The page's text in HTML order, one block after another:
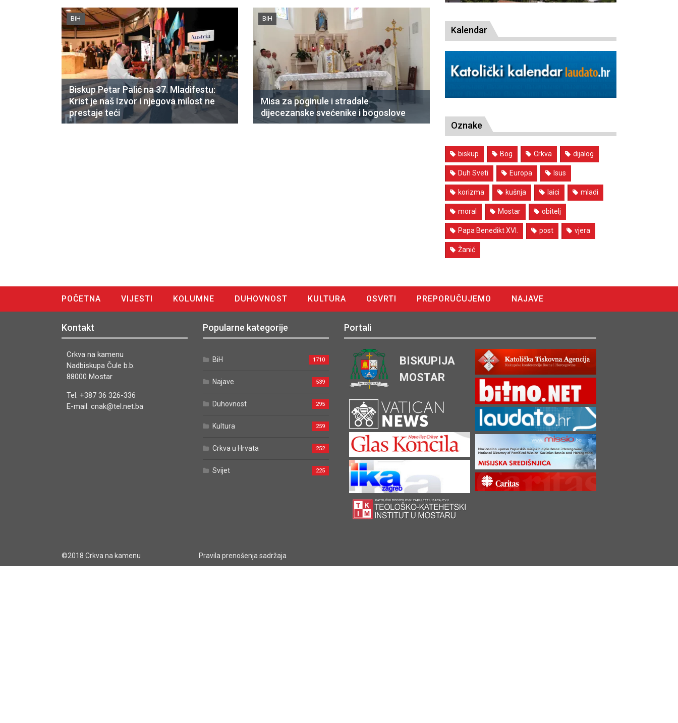
BiH
Biskup Petar Palić na 37. Mladifestu:
Krist je naš Izvor i njegova milost ne
prestaje teći
BiH
Misa za poginule i stradale
dijecezanske svećenike i bogoslove
Kalendar
Oznake
biskup Bog Crkva dijalog
Duh Sveti Europa Isus
korizma kušnja laici mladi
moral Mostar obitelj
Papa Benedikt XVI. post vjera
Žanić
POČETNA VIJESTI KOLUMNE DUHOVNOST KULTURA OSVRTI PREPORUČUJEMO
NAJAVE
Kontakt
Crkva na kamenu
Nadbiskupa Čule b.b.
88000 Mostar
Tel. +387 36 326-336
E-mail: cnak@tel.net.ba
Popularne kategorije
BiH 1710
Najave 539
Duhovnost 295
Kultura 259
Crkva u Hrvata 252
Svijet 225
Portali
BISKUPIJA
MOSTAR
©2018 Crkva na kamenu Pravila prenošenja sadržaja